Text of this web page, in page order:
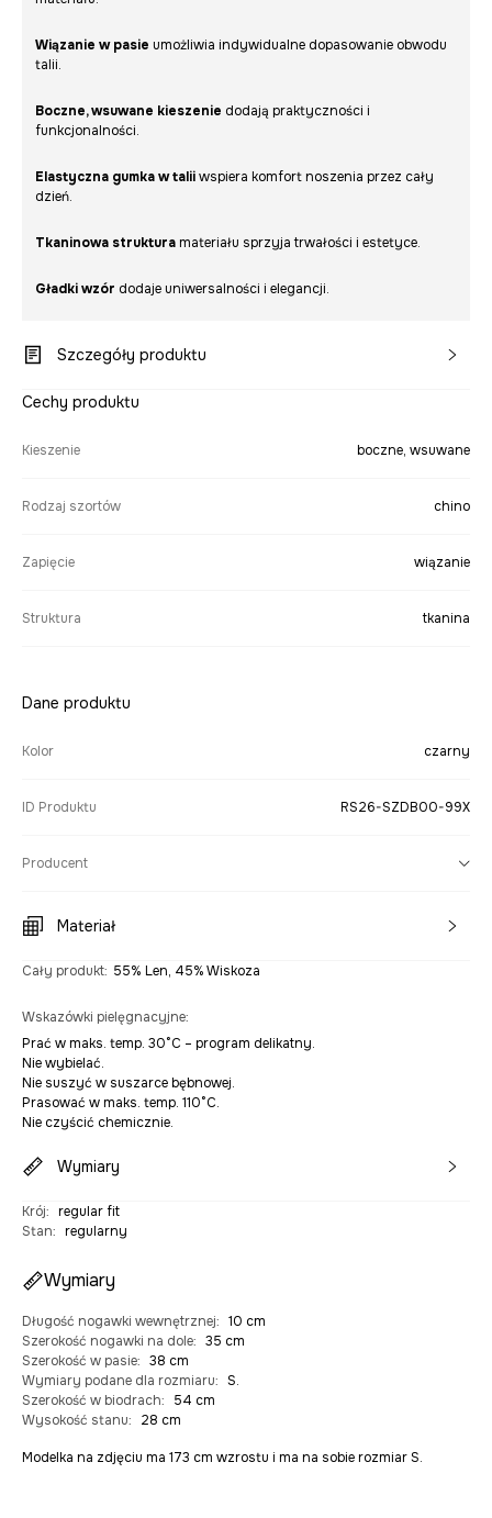
Wiązanie w pasie umożliwia indywidualne dopasowanie obwodu
talii.
Boczne, wsuwane kieszenie dodają praktyczności i
funkcjonalności.
Elastyczna gumka w taliiwspiera komfort noszenia przez cały
dzień.
Tkaninowa struktura materiału sprzyja trwałości i estetyce.
Gładki wzór dodaje uniwersalności i elegancji.
Szczegóły produktu
Cechy produktu
Kieszenie boczne, wsuwane
Rodzaj szortów chino
Zapięcie wiązanie
Struktura tkanina
Dane produktu
Kolor czarny
ID Produktu RS26-SZDB00-99X
Producent
Materiał
Cały produkt: 55% Len, 45% Wiskoza
Wskazówki pielęgnacyjne:
Prać w maks. temp. 30°C – program delikatny.
Nie wybielać.
Nie suszyć w suszarce bębnowej.
Prasować w maks. temp. 110°C.
Nie czyścić chemicznie.
Wymiary
Krój: regular fit
Stan: regularny
Wymiary
Długość nogawki wewnętrznej: 10 cm
Szerokość nogawki na dole: 35 cm
Szerokość w pasie: 38 cm
Wymiary podane dla rozmiaru: S.
Szerokość w biodrach:
54 cm
Wysokość stanu: 28 cm
Modelka na zdjęciu ma 173 cm wzrostu i ma na sobie rozmiar S.